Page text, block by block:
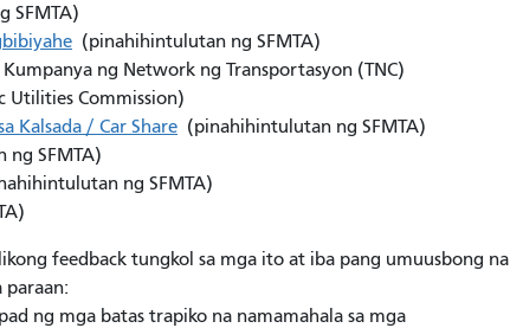
SFMTA)
(pinahihintulutan ng SFMTA)
ng Network ng Transportasyon (TNC)
Utilities Commission)
Kalsada / Car Share (pinahihintulutan ng SFMTA)
ng SFMTA)
ng SFMTA)
feedback tungkol sa mga ito at iba pang umuusbong na
paraan:
ng mga batas trapiko na namamahala sa mga